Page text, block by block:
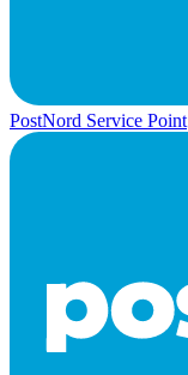
PostNord Service Point